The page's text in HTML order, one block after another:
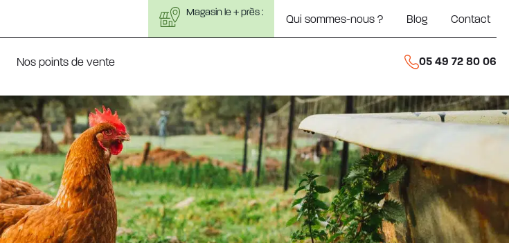
Magasin le + près :
Qui sommes-nous ? Blog Contact
Nos points de vente 05 49 72 80 06